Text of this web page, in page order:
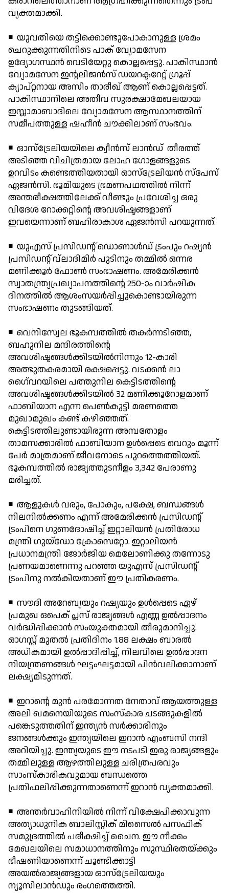
വ്യക്തമാക്കി.
◾ യുവതിയെ തട്ടിക്കൊണ്ടുപോകാനുള്ള ശ്രമം
ചെറുക്കുന്നതിനിടെ പാക് വ്യോമസേന
ഉദ്യോഗസ്ഥന്‍ വെടിയേറ്റു കൊല്ലപ്പെട്ടു. പാകിസ്ഥാന്‍
വ്യോമസേന ഇന്റലിജന്‍സ് ഡയറക്ടറേറ്റ് ഗ്രൂപ്പ്
ക്യാപ്റ്റനായ അസിം താരീഖ് ആണ് കൊല്ലപ്പെട്ടത്.
പാകിസ്ഥാനിലെ അതീവ സുരക്ഷാമേഖലയായ
ഇസ്ലാമാബാദിലെ വ്യോമസേന ആസ്ഥാനത്തിന്
സമീപത്തുള്ള ഷഹീന്‍ ചൗക്കിലാണ് സംഭവം.
◾ ഓസ്ട്രേലിയയിലെ ക്വീന്‍സ് ലാന്‍ഡ് തീരത്ത്
അടിഞ്ഞ വിചിത്രമായ ലോഹ ഗോളങ്ങളുടെ
ഉറവിടം കണ്ടെത്തിയതായി ഓസ്ട്രേലിയന്‍ സ്‌പേസ്
ഏജന്‍സി. ഭൂമിയുടെ ഭ്രമണപഥത്തില്‍ നിന്ന്
അന്തരീക്ഷത്തിലേക്ക് വീണ്ടും പ്രവേശിച്ച ഒരു
വിദേശ റോക്കറ്റിന്റെ അവശിഷ്ടങ്ങളാണ്
ഇവയെന്നാണ് ബഹിരാകാശ ഏജന്‍സി പറയുന്നത്.
◾ യുഎസ് പ്രസിഡന്റ് ഡൊണാള്‍ഡ് ട്രംപും റഷ്യന്‍
പ്രസിഡന്റ് വ്‌ലാദിമിര്‍ പുടിനും തമ്മില്‍ ഒന്നര
മണിക്കൂര്‍ ഫോണ്‍ സംഭാഷണം. അമേരിക്കന്‍
സ്വാതന്ത്ര്യപ്രഖ്യാപനത്തിന്റെ 250-ാം വാര്‍ഷിക
ദിനത്തില്‍ ആശംസയര്‍പ്പിച്ചുകൊണ്ടായിരുന്ന
സംഭാഷണം തുടങ്ങിയത്.
◾ വെനിസ്വേല ഭൂകമ്പത്തില്‍ തകര്‍ന്നടിഞ്ഞ,
ബഹുനില മന്ദിരത്തിന്റെ
അവശിഷ്ടങ്ങള്‍ക്കിടയില്‍നിന്നും 12-കാരി
അത്ഭുതകരമായി രക്ഷപ്പെട്ടു. വടക്കന്‍ ലാ
ഗൈ്വറയിലെ പത്തുനില കെട്ടിടത്തിന്റെ
അവശിഷ്ടങ്ങള്‍ക്കിടയില്‍ 32 മണിക്കൂറോളമാണ്
ഫാബിയാന എന്ന പെണ്‍കുട്ടി മരണത്തെ
മുഖാമുഖം കണ്ട് കഴിഞ്ഞത്.
കെട്ടിടത്തിലുണ്ടായിരുന്ന അമ്പതോളം
താമസക്കാരില്‍ ഫാബിയാന ഉള്‍പ്പെടെ വെറും മൂന്ന്
പേര്‍ മാത്രമാണ് ജീവനോടെ പുറത്തെത്തിയത്.
ഭൂകമ്പത്തില്‍ രാജ്യത്തുടനീളം 3,342 പേരാണു
മരിച്ചത്.
◾ ആളുകള്‍ വരും, പോകും, പക്ഷേ, ബന്ധങ്ങള്‍
നിലനില്‍ക്കണം എന്ന് അമേരിക്കന്‍ പ്രസിഡന്റ്
ട്രംപിനെ ഗുണദോഷിച്ച് ഇറ്റാലിയന്‍ പ്രതിരോധ
മന്ത്രി ഗുയ്ഡോ ക്രോസെറ്റോ. ഇറ്റാലിയന്‍
പ്രധാനമന്ത്രി ജോര്‍ജിയ മെലോണിക്കു തന്നോടു
പ്രണയമാണെന്നു പറഞ്ഞ യുഎസ് പ്രസിഡന്റ്
ട്രംപിനു നല്‍കിയതാണ് ഈ പ്രതികരണം.
◾ സൗദി അറേബ്യയും റഷ്യയും ഉള്‍പ്പെടെ ഏഴ്
പ്രമുഖ ഒപെക് പ്ലസ് രാജ്യങ്ങള്‍ എണ്ണ ഉല്‍പ്പാദനം
വര്‍ദ്ധിപ്പിക്കാന്‍ സംയുക്തമായി തീരുമാനിച്ചു.
ഓഗസ്റ്റ് മുതല്‍ പ്രതിദിനം 1.88 ലക്ഷം ബാരല്‍
അധികമായി ഉല്‍പ്പാദിപ്പിച്ച്, നിലവിലെ ഉല്‍പ്പാദന
നിയന്ത്രണങ്ങള്‍ ഘട്ടംഘട്ടമായി പിന്‍വലിക്കാനാണ്
ലക്ഷ്യമിടുന്നത്.
◾ ഇറാന്റെ മുന്‍ പരമോന്നത നേതാവ് ആയത്തുള്ള
അലി ഖമനെയിയുടെ സംസ്‌കാര ചടങ്ങുകളില്‍
പങ്കെടുത്തതിന് ഇന്ത്യന്‍ സര്‍ക്കാരിനും
ജനങ്ങള്‍ക്കും ഇന്ത്യയിലെ ഇറാന്‍ എംബസി നന്ദി
അറിയിച്ചു. ഇന്ത്യയുടെ ഈ നടപടി ഇരു രാജ്യങ്ങളും
തമ്മിലുള്ള ആഴത്തിലുള്ള ചരിത്രപരവും
സാംസ്‌കാരികവുമായ ബന്ധത്തെ
പ്രതിഫലിപ്പിക്കുന്നതാണെന്ന് ഇറാന്‍ വ്യക്തമാക്കി.
◾ അന്തര്‍വാഹിനിയില്‍ നിന്ന് വിക്ഷേപിക്കാവുന്ന
അത്യാധുനിക ബാലിസ്റ്റിക് മിസൈല്‍ പസഫിക്
സമുദ്രത്തില്‍ പരീക്ഷിച്ച് ചൈന. ഈ നീക്കം
മേഖലയിലെ സമാധാനത്തിനും സുസ്ഥിരതയ്ക്കും
ഭീഷണിയാണെന്ന് ചൂണ്ടിക്കാട്ടി
അയല്‍രാജ്യങ്ങളായ ഓസ്‌ട്രേലിയയും
ന്യൂസിലാന്‍ഡും രംഗത്തെത്തി.